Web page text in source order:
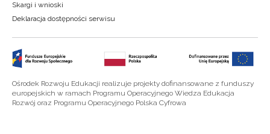
Skargi i wnioski
Deklaracja dostępności serwisu
Ośrodek Rozwoju Edukacji realizuje projekty dofinansowane z funduszy
europejskich w ramach Programu Operacyjnego Wiedza Edukacja
Rozwój oraz Programu Operacyjnego Polska Cyfrowa